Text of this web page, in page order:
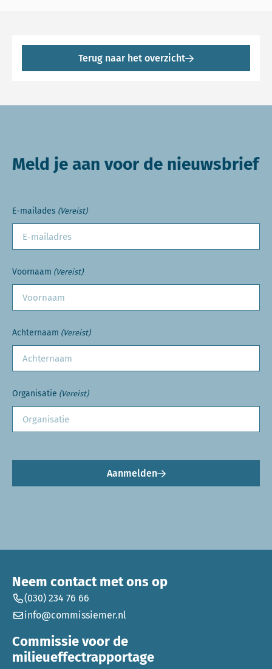
Terug naar het overzicht
Meld je aan voor de nieuwsbrief
E-mailades (Vereist)
Voornaam (Vereist)
Achternaam (Vereist)
Organisatie (Vereist)
Aanmelden
Neem contact met ons op
(030) 234 76 66
info@commissiemer.nl
Commissie voor de
milieueffectrapportage